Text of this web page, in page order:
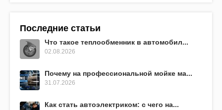
Последние статьи
Что такое теплообменник в автомобил...
02.08.2026
Почему на профессиональной мойке ма...
31.07.2026
Как стать автоэлектриком: с чего на...